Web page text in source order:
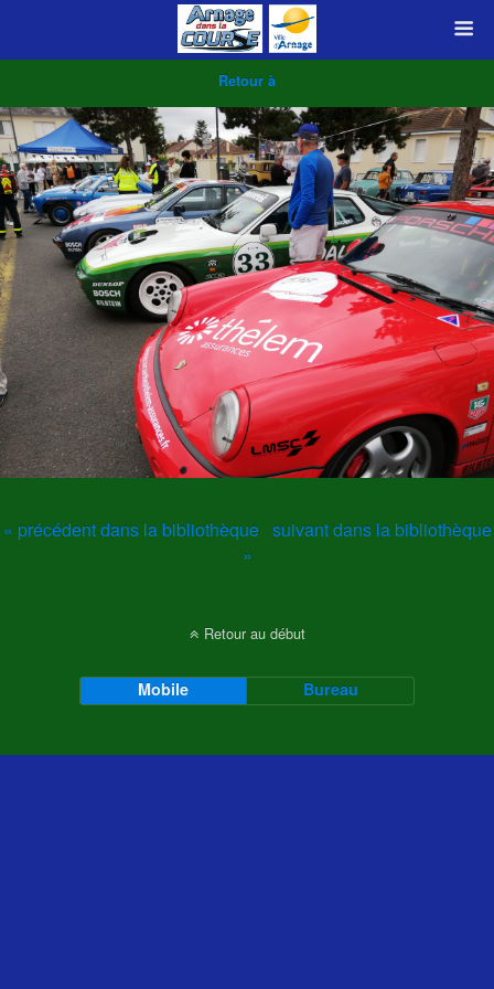
Retour à
« précédent dans la bibliothèque suivant dans la bibliothèque
»
Retour au début
Mobile Bureau